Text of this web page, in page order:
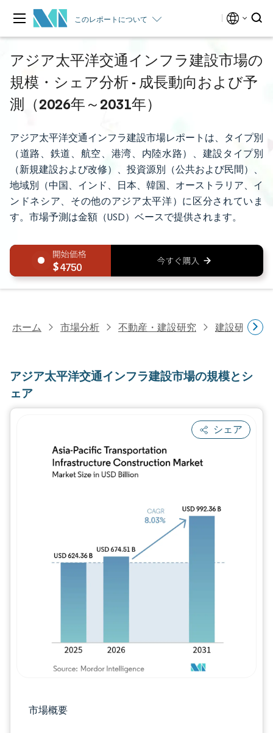
このレポートについて
アジア太平洋交通インフラ建設市場の
規模・シェア分析 - 成長動向および予
測（2026年～2031年）
アジア太平洋交通インフラ建設市場レポートは、タイプ別
（道路、鉄道、航空、港湾、内陸水路）、建設タイプ別
（新規建設および改修）、投資源別（公共および民間）、
地域別（中国、インド、日本、韓国、オーストラリア、イ
ンドネシア、その他のアジア太平洋）に区分されていま
す。市場予測は金額（USD）ベースで提供されます。
4750
ホーム 市場分析 不動産・建設研究 建設研究
アジア太平洋交通インフラ建設市場の規模とシ
ェア
シェア
市場概要